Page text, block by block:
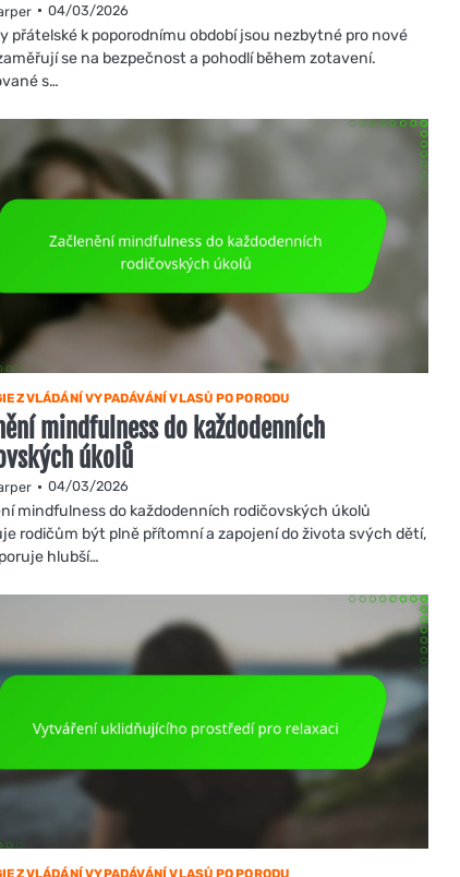
04/03/2026
přátelské k poporodnímu období jsou nezbytné pro nové
se na bezpečnost a pohodlí během zotavení.
s…
ZVLÁDÁNÍ VYPADÁVÁNÍ VLASŮ PO PORODU
mindfulness do každodenních
úkolů
04/03/2026
mindfulness do každodenních rodičovských úkolů
rodičům být plně přítomní a zapojení do života svých dětí,
hlubší…